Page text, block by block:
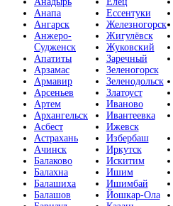
Анапа
Ангарск
Анжеро-
Судженск
Апатиты
Арзамас
Армавир
Арсеньев
Артем
Архангельск
Асбест
Астрахань
Ачинск
Балаково
Балахна
Балашиха
Балашов
Ессентуки
Железногорск
Жигулёвск
Жуковский
Заречный
Зеленогорск
Зеленодольск
Златоуст
Иваново
Ивантеевка
Ижевск
Избербаш
Иркутск
Искитим
Ишим
Ишимбай
Йошкар-Ола